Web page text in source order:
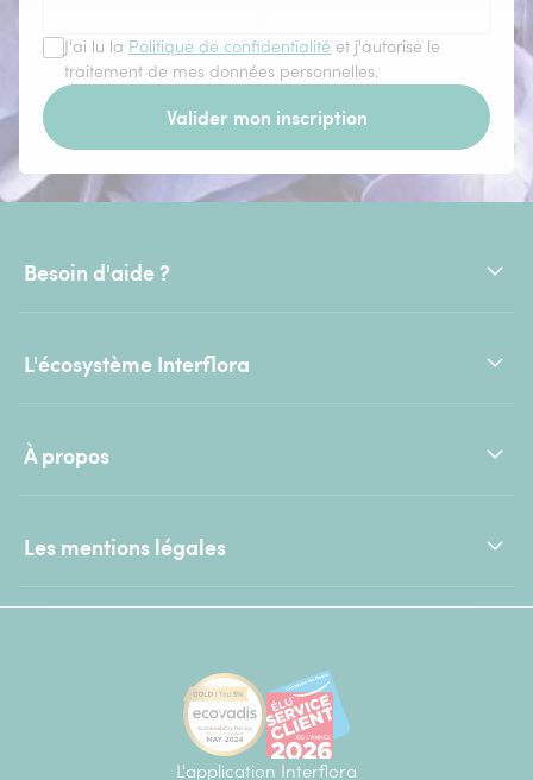
J'ai lu la Politique de confidentialité et j'autorise le
traitement de mes données personnelles.
Valider mon inscription
Besoin d'aide ?
L'écosystème Interflora
À propos
Les mentions légales
L'application Interflora